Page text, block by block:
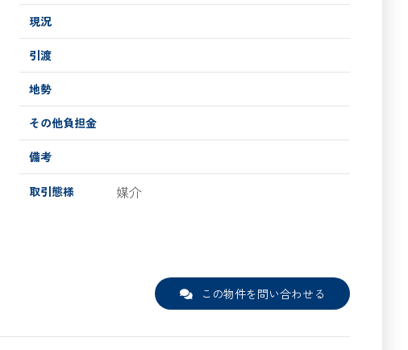
現況
引渡
地勢
その他負担金
備考
取引態様 媒介
この物件を問い合わせる